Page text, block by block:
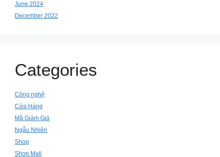
June 2024
December 2022
Categories
Công nghệ
Cửa Hàng
Mã Giảm Giá
Ngẫu Nhiên
Shop
Shop Mall